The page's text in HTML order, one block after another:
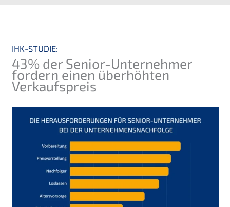
IHK-STUDIE:
43% der Senior-Unternehmer
fordern einen überhöhten
Verkaufspreis